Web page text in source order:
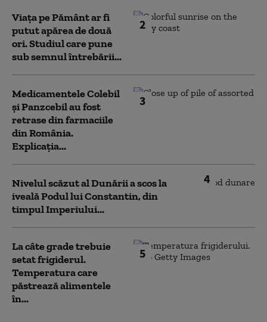
2
Viața pe Pământ ar fi
putut apărea de două
ori. Studiul care pune
sub semnul întrebării...
3
Medicamentele Colebil
și Panzcebil au fost
retrase din farmaciile
din România.
Explicația...
4
Nivelul scăzut al Dunării a scos la
iveală Podul lui Constantin, din
timpul Imperiului...
5
La câte grade trebuie
setat frigiderul.
Temperatura care
păstrează alimentele
în...